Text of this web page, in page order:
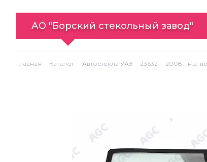
АО "Борский стекольный завод"
Главная Каталог Автостекла УАЗ 23632 2008 - н.в.